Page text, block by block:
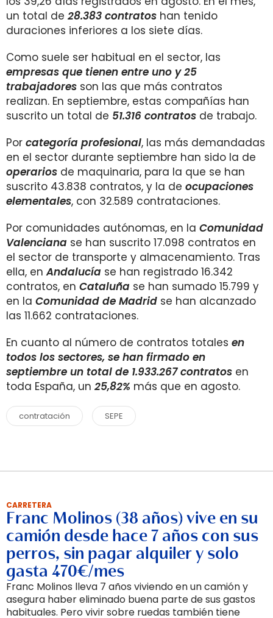
un total de 28.383 contratos han tenido
duraciones inferiores a los siete días.
Como suele ser habitual en el sector, las
empresas que tienen entre uno y 25
trabajadores son las que más contratos
realizan. En septiembre, estas compañías han
suscrito un total de 51.316 contratos de trabajo.
Por categoría profesional, las más demandadas
en el sector durante septiembre han sido la de
operarios de maquinaria, para la que se han
suscrito 43.838 contratos, y la de ocupaciones
elementales, con 32.589 contrataciones.
Por comunidades autónomas, en la Comunidad
Valenciana se han suscrito 17.098 contratos en
el sector de transporte y almacenamiento. Tras
ella, enAndalucía se han registrado 16.342
contratos, en Cataluña se han sumado 15.799 y
en la Comunidad de Madrid se han alcanzado
las 11.662 contrataciones.
En cuanto al número de contratos totales en
todos los sectores, se han firmado en
septiembre un total de 1.933.267 contratos en
toda España, un 25,82% más que en agosto.
contratación SEPE
CARRETERA
Franc Molinos (38 años) vive en su
camión desde hace 7 años con sus
perros, sin pagar alquiler y solo
gasta 470€/mes
Franc Molinos lleva 7 años viviendo en un camión y
asegura haber eliminado buena parte de sus gastos
habituales. Pero vivir sobre ruedas también tiene